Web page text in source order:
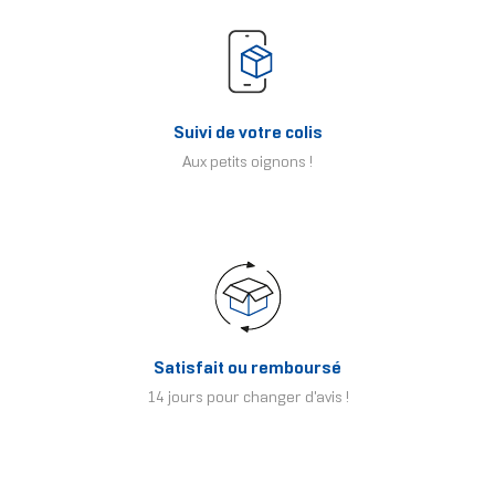
Suivi de votre colis
Aux petits oignons !
Satisfait ou remboursé
14 jours pour changer d'avis !